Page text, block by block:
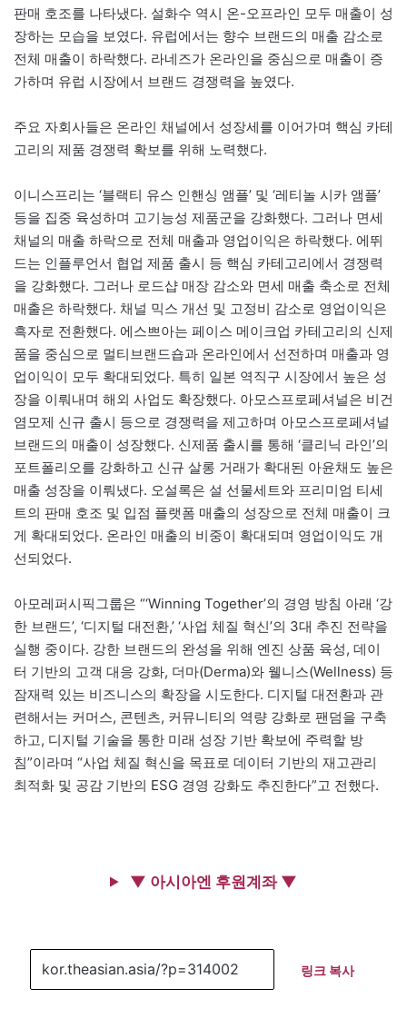
판매 호조를 나타냈다. 설화수 역시 온-오프라인 모두 매출이 성
장하는 모습을 보였다. 유럽에서는 향수 브랜드의 매출 감소로
전체 매출이 하락했다. 라네즈가 온라인을 중심으로 매출이 증
가하며 유럽 시장에서 브랜드 경쟁력을 높였다.
주요 자회사들은 온라인 채널에서 성장세를 이어가며 핵심 카테
고리의 제품 경쟁력 확보를 위해 노력했다.
이니스프리는 ‘블랙티 유스 인핸싱 앰플’ 및 ‘레티놀 시카 앰플’
등을 집중 육성하며 고기능성 제품군을 강화했다. 그러나 면세
채널의 매출 하락으로 전체 매출과 영업이익은 하락했다. 에뛰
드는 인플루언서 협업 제품 출시 등 핵심 카테고리에서 경쟁력
을 강화했다. 그러나 로드샵 매장 감소와 면세 매출 축소로 전체
매출은 하락했다. 채널 믹스 개선 및 고정비 감소로 영업이익은
흑자로 전환했다. 에스쁘아는 페이스 메이크업 카테고리의 신제
품을 중심으로 멀티브랜드숍과 온라인에서 선전하며 매출과 영
업이익이 모두 확대되었다. 특히 일본 역직구 시장에서 높은 성
장을 이뤄내며 해외 사업도 확장했다. 아모스프로페셔널은 비건
염모제 신규 출시 등으로 경쟁력을 제고하며 아모스프로페셔널
브랜드의 매출이 성장했다. 신제품 출시를 통해 ‘클리닉 라인’의
포트폴리오를 강화하고 신규 살롱 거래가 확대된 아윤채도 높은
매출 성장을 이뤄냈다. 오설록은 설 선물세트와 프리미엄 티세
트의 판매 호조 및 입점 플랫폼 매출의 성장으로 전체 매출이 크
게 확대되었다. 온라인 매출의 비중이 확대되며 영업이익도 개
선되었다.
아모레퍼시픽그룹은 “‘Winning Together’의 경영 방침 아래 ‘강
한 브랜드’, ‘디지털 대전환,’ ‘사업 체질 혁신’의 3대 추진 전략을
실행 중이다. 강한 브랜드의 완성을 위해 엔진 상품 육성, 데이
터 기반의 고객 대응 강화, 더마(Derma)와 웰니스(Wellness) 등
잠재력 있는 비즈니스의 확장을 시도한다. 디지털 대전환과 관
련해서는 커머스, 콘텐츠, 커뮤니티의 역량 강화로 팬덤을 구축
하고, 디지털 기술을 통한 미래 성장 기반 확보에 주력할 방
침”이라며 “사업 체질 혁신을 목표로 데이터 기반의 재고관리
최적화 및 공감 기반의 ESG 경영 강화도 추진한다”고 전했다.
▼ 아시아엔 후원계좌 ▼
링크 복사